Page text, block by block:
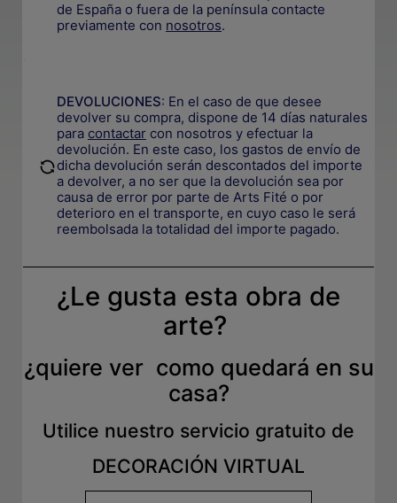
de España o fuera de la península contacte
previamente con nosotros.
DEVOLUCIONES: En el caso de que desee
devolver su compra, dispone de 14 días naturales
para contactar con nosotros y efectuar la
devolución. En este caso, los gastos de envío de
dicha devolución serán descontados del importe
a devolver, a no ser que la devolución sea por
causa de error por parte de Arts Fité o por
deterioro en el transporte, en cuyo caso le será
reembolsada la totalidad del importe pagado.
¿Le gusta esta obra de
arte?
¿quiere ver como quedará en su
casa?
Utilice nuestro servicio gratuito de
DECORACIÓN VIRTUAL